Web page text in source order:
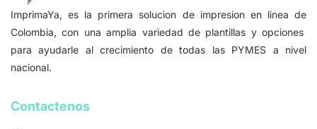
ImprimaYa, es la primera solucion de impresion en linea de
Colombia, con una amplia variedad de plantillas y opciones
para ayudarle al crecimiento de todas las PYMES a nivel
nacional.
Contactenos